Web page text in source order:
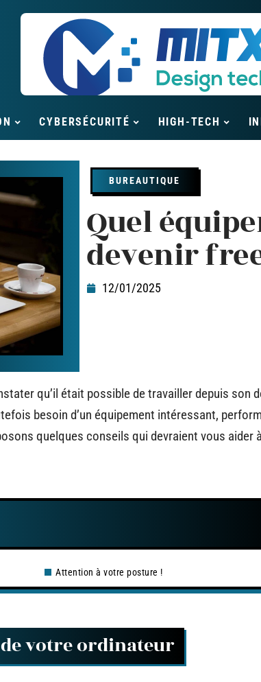
CYBERSÉCURITÉ HIGH-TECH
BUREAUTIQUE
Quel
devenir
12/01/2025
qu’il était possible de travailler depuis son
besoin d’un équipement intéressant,
quelques conseils qui devraient vous aider à
Attention à votre posture !
votre ordinateur